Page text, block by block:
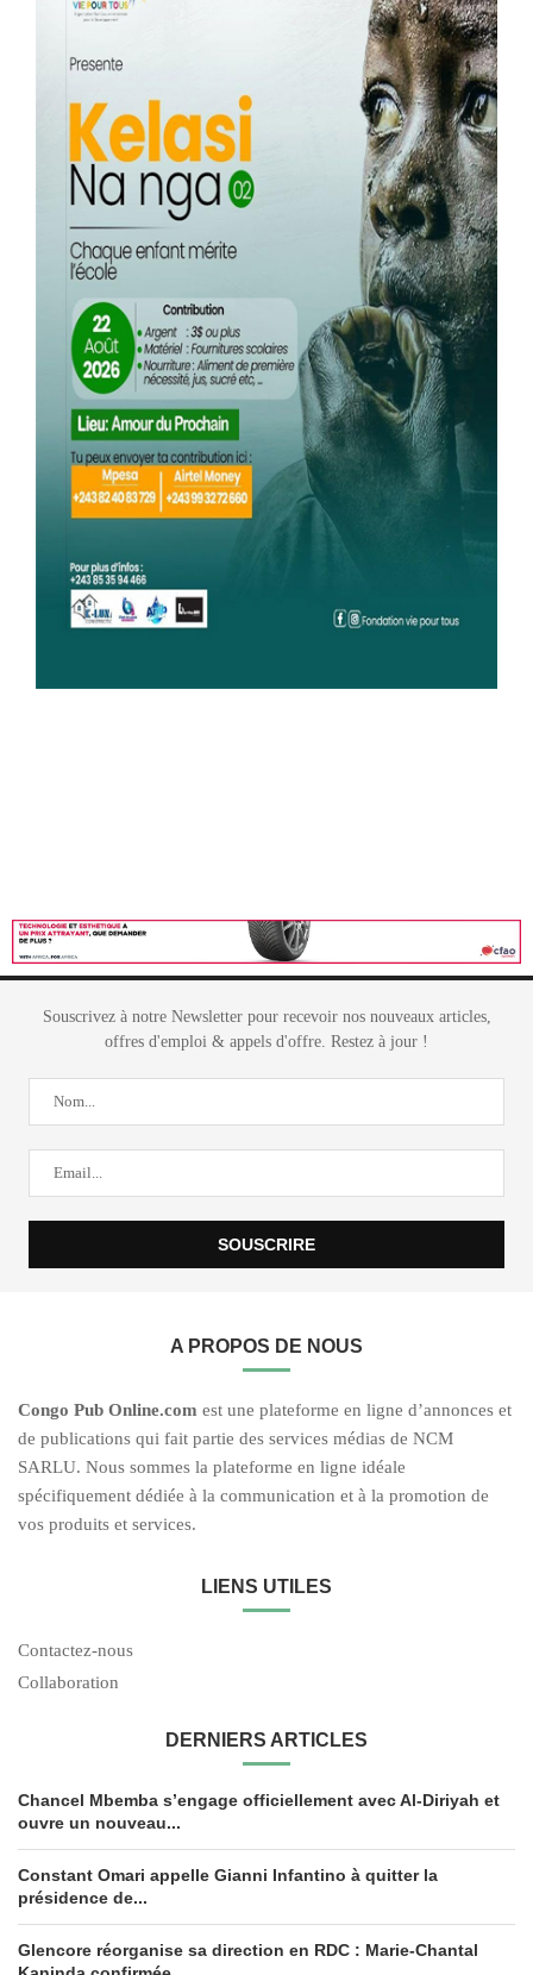
Souscrivez à notre Newsletter pour recevoir nos nouveaux articles,
offres d'emploi & appels d'offre. Restez à jour !
A PROPOS DE NOUS
Congo Pub Online.com est une plateforme en ligne d’annonces et
de publications qui fait partie des services médias de NCM
SARLU. Nous sommes la plateforme en ligne idéale
spécifiquement dédiée à la communication et à la promotion de
vos produits et services.
LIENS UTILES
Contactez-nous
Collaboration
DERNIERS ARTICLES
Chancel Mbemba s’engage officiellement avec Al-Diriyah et
ouvre un nouveau...
Constant Omari appelle Gianni Infantino à quitter la
présidence de...
Glencore réorganise sa direction en RDC : Marie-Chantal